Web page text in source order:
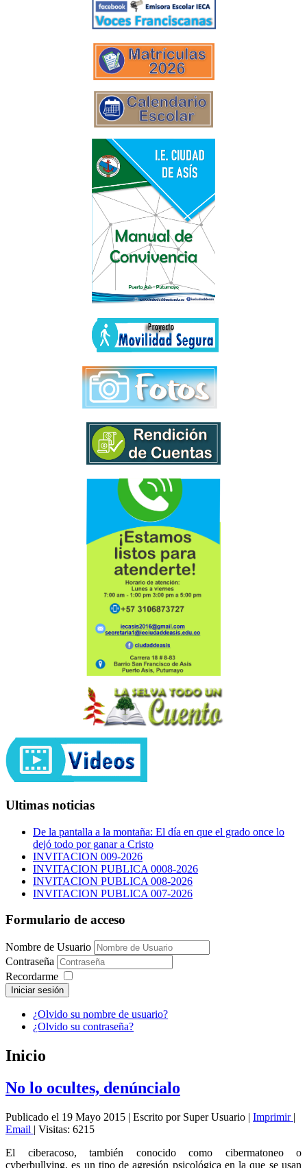
Ultimas noticias
De la pantalla a la montaña: El día en que el grado once lo
dejó todo por ganar a Cristo
INVITACION 009-2026
INVITACION PUBLICA 0008-2026
INVITACION PUBLICA 008-2026
INVITACION PUBLICA 007-2026
Formulario de acceso
Nombre de Usuario
Contraseña
Recordarme
Iniciar sesión
¿Olvido su nombre de usuario?
¿Olvido su contraseña?
Inicio
No lo ocultes, denúncialo
Publicado el 19 Mayo 2015 | Escrito por Super Usuario | Imprimir |
Email | Visitas: 6215
El ciberacoso, también conocido como cibermatoneo o
cyberbullying, es un tipo de agresión psicológica en la que se usan